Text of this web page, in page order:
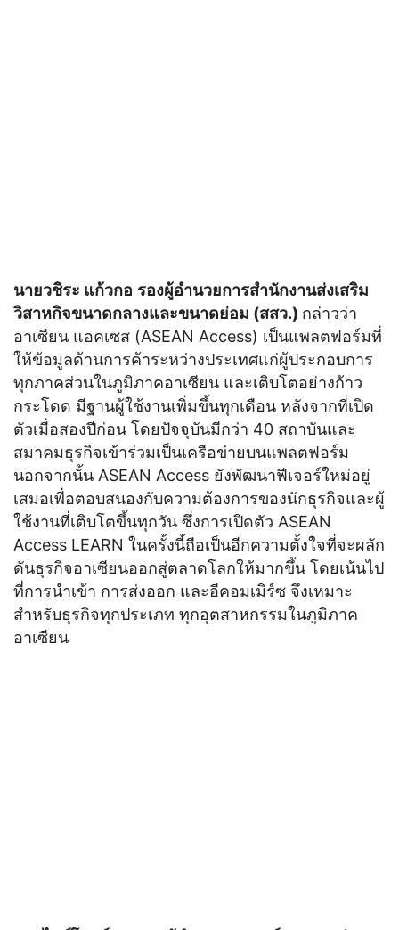
นายวชิระ แก้วกอ รองผู้อำนวยการสำนักงานส่งเสริม
วิสาหกิจขนาดกลางและขนาดย่อม (สสว.) กล่าวว่า
อาเซียน แอคเซส (ASEAN Access) เป็นแพลตฟอร์มที่
ให้ข้อมูลด้านการค้าระหว่างประเทศแก่ผู้ประกอบการ
ทุกภาคส่วนในภูมิภาคอาเซียน และเติบโตอย่างก้าว
กระโดด มีฐานผู้ใช้งานเพิ่มขึ้นทุกเดือน หลังจากที่เปิด
ตัวเมื่อสองปีก่อน โดยปัจจุบันมีกว่า 40 สถาบันและ
สมาคมธุรกิจเข้าร่วมเป็นเครือข่ายบนแพลตฟอร์ม
นอกจากนั้น ASEAN Access ยังพัฒนาฟีเจอร์ใหม่อยู่
เสมอเพื่อตอบสนองกับความต้องการของนักธุรกิจและผู้
ใช้งานที่เติบโตขึ้นทุกวัน ซึ่งการเปิดตัว ASEAN
Access LEARN ในครั้งนี้ถือเป็นอีกความตั้งใจที่จะผลัก
ดันธุรกิจอาเซียนออกสู่ตลาดโลกให้มากขึ้น โดยเน้นไป
ที่การนำเข้า การส่งออก และอีคอมเมิร์ซ จึงเหมาะ
สำหรับธุรกิจทุกประเภท ทุกอุตสาหกรรมในภูมิภาค
อาเซียน